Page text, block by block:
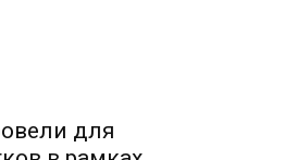
для